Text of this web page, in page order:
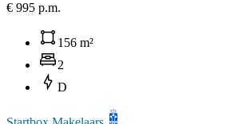
€ 995 p.m.
156 m²
2
D